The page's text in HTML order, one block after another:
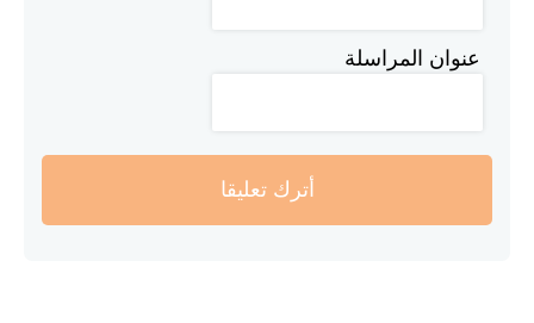
عنوان المراسلة
أترك تعليقا